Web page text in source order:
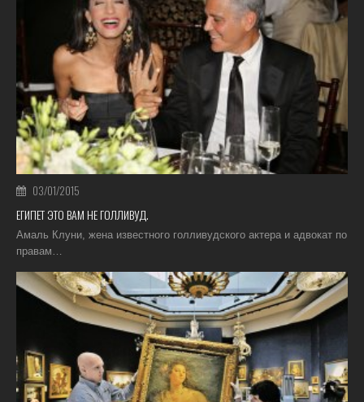
03/01/2015
ЕГИПЕТ ЭТО ВАМ НЕ ГОЛЛИВУД.
Амаль Клуни, жена известного голливудского актера и адвокат по
правам…